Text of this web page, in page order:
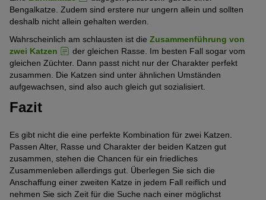
Bengalkatze. Zudem sind erstere nur ungern allein und sollten
deshalb nicht allein gehalten werden.
Wahrscheinlich am schlausten ist die Zusammenführung von
zwei Katzen
der gleichen Rasse. Im besten Fall sogar vom
gleichen Züchter. Dann passt nicht nur der Charakter perfekt
zusammen. Die Katzen sind unter ähnlichen Umständen
aufgewachsen, sind also auch gleich gut sozialisiert.
Fazit
Es gibt nicht die eine perfekte Kombination für zwei Katzen.
Passen Alter, Rasse und Charakter der beiden Katzen gut
zusammen, stehen die Chancen für ein friedliches
Zusammenleben allerdings gut. Überlegen Sie sich die
Anschaffung einer zweiten Katze in jedem Fall reiflich und
nehmen Sie sich Zeit für die Suche nach einer möglichst